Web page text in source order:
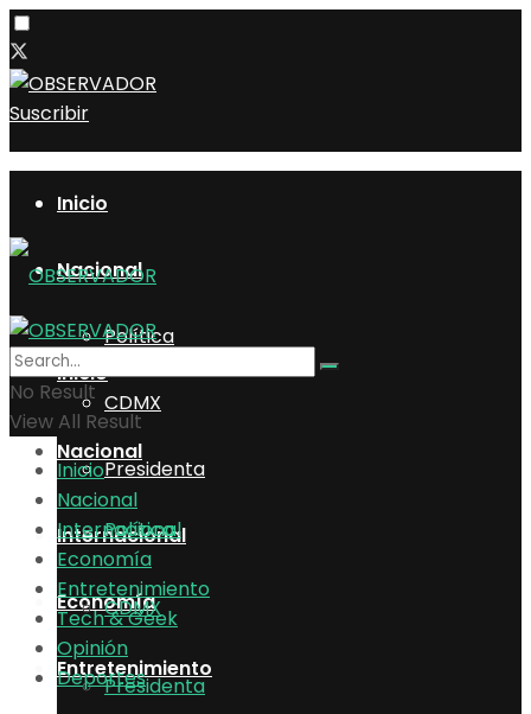
Suscribir
Inicio
Nacional
Política
CDMX
Presidenta
Internacional
Economía
Entretenimiento
Inicio
Nacional
Política
CDMX
Presidenta
No Result
View All Result
Inicio
Nacional
Internacional
Economía
Entretenimiento
Tech & Geek
Opinión
Deportes